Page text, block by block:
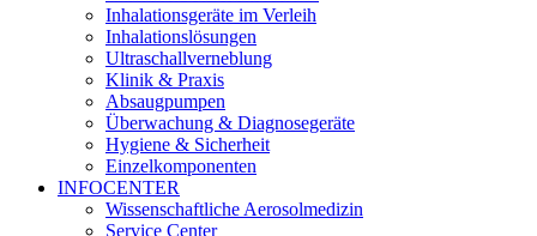
Inhalationsgeräte im Verleih
Inhalationslösungen
Ultraschallverneblung
Klinik & Praxis
Absaugpumpen
Überwachung & Diagnosegeräte
Hygiene & Sicherheit
Einzelkomponenten
INFOCENTER
Wissenschaftliche Aerosolmedizin
Service Center